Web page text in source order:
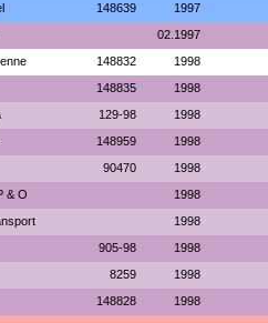
148639 1997
02.1997
148832 1998
148835 1998
129-98 1998
148959 1998
90470 1998
& O 1998
1998
905-98 1998
8259 1998
148828 1998